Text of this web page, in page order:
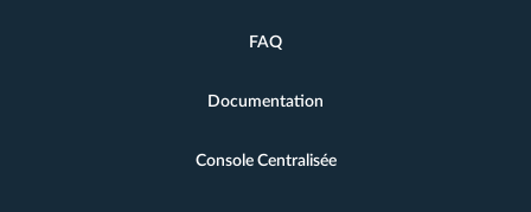
FAQ
Documentation
Console Centralisée